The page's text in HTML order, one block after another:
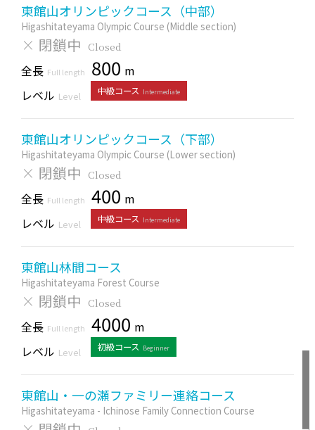
東館山オリンピックコース（中部）
Higashitateyama Olympic Course (Middle section)
× 閉鎖中 Closed
全長 Full length 800 m
レベル Level 中級コース Intermediate
東館山オリンピックコース（下部）
Higashitateyama Olympic Course (Lower section)
× 閉鎖中 Closed
全長 Full length 400 m
レベル Level 中級コース Intermediate
東館山林間コース
Higashitateyama Forest Course
× 閉鎖中 Closed
全長 Full length 4000 m
レベル Level 初級コース Beginner
東館山・一の瀬ファミリー連絡コース
Higashitateyama - Ichinose Family Connection Course